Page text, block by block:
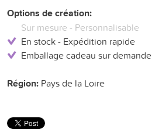
Options de création:
Sur mesure - Personnalisable
En stock - Expédition rapide
Emballage cadeau sur demande
Région: Pays de la Loire